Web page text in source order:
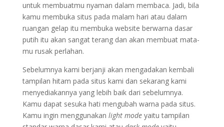
untuk membuatmu nyaman dalam membaca. Jadi, bila
kamu membuka situs pada malam hari atau dalam
ruangan gelap itu membuka website berwarna dasar
putih itu akan sangat terang dan akan membuat mata-
mu rusak perlahan.
Sebelumnya kami berjanji akan mengadakan kembali
tampilan hitam pada situs kami dan sekarang kami
menyediakannya yang lebih baik dari sebelumnya.
Kamu dapat sesuka hati mengubah warna pada situs.
Kamu ingin menggunakan light modeyaitu tampilan